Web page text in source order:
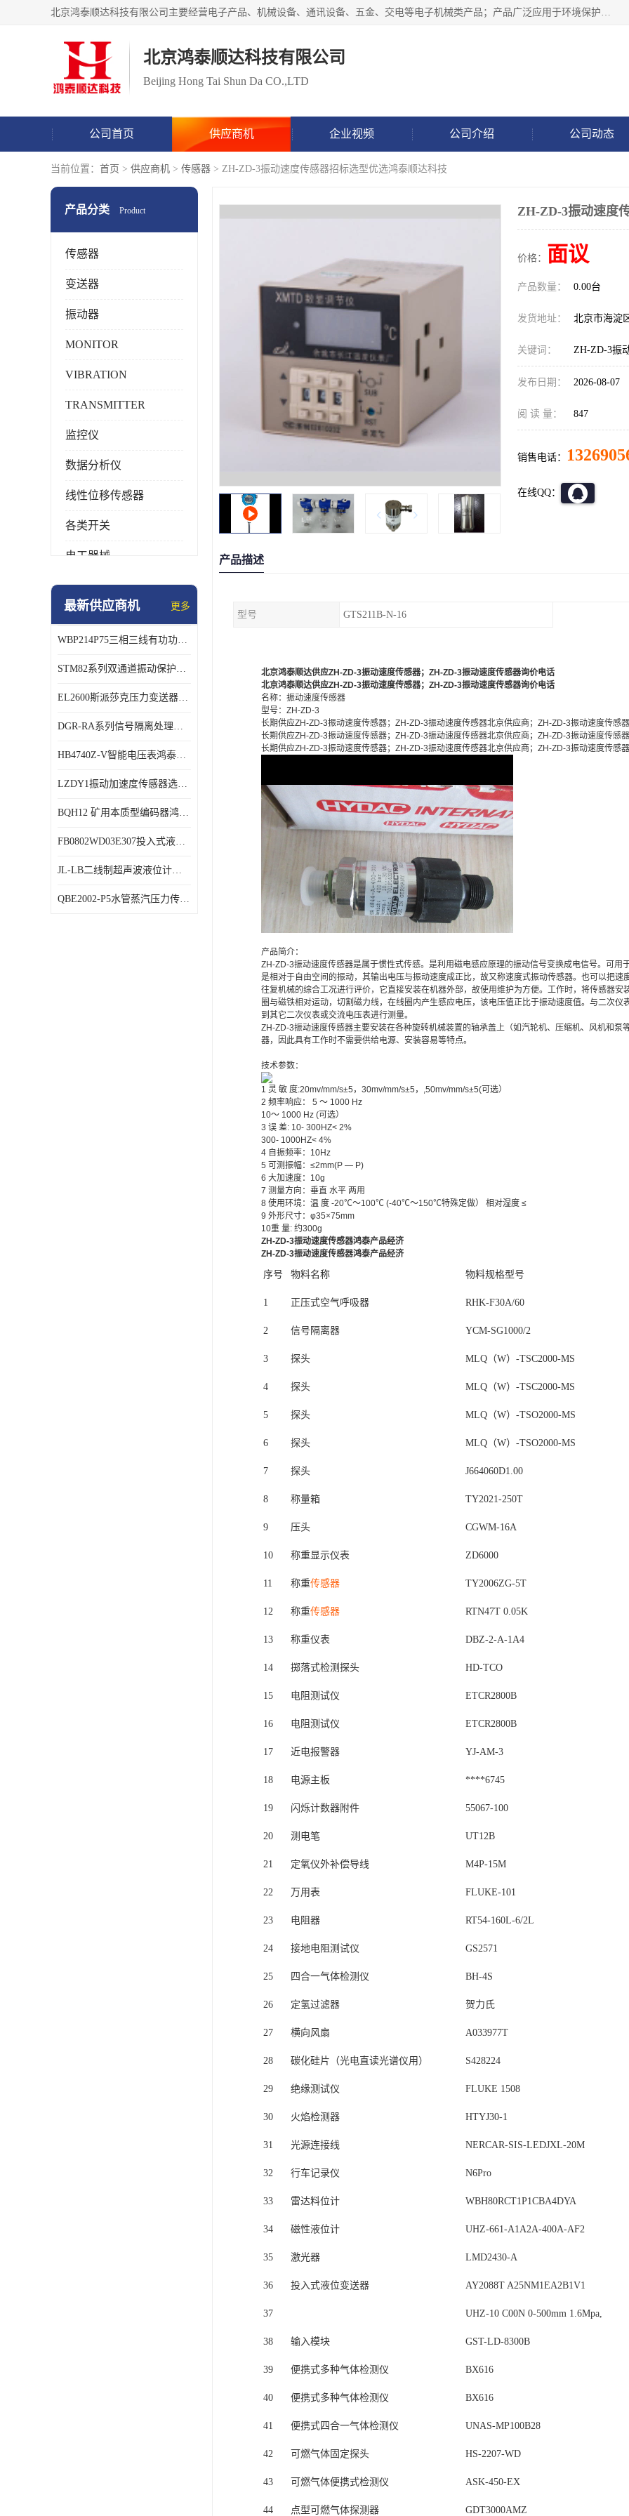
北京鸿泰顺达科技有限公司主要经营电子产品、机械设备、通讯设备、五金、交电等电子机械类产品；产品广泛应用于环境保护、石油化工、电力电子、冶金建筑、煤炭、农业、卫生防疫、教育科研等行业。并成功的与各地环境监测站、污水处理厂、卷烟厂、电厂、高校、科学院所、卫生防疫部门、煤矿、石化厂等用户建立了密切的合作关系。
北京鸿泰顺达科技有限公司
Beijing Hong Tai Shun Da CO.,LTD
公司首页 供应商机 企业视频 公司介绍 公司动态
当前位置： 首页 > 供应商机 > 传感器 > ZH-ZD-3振动速度传感器招标选型优选鸿泰顺达科技
产品分类 Product
传感器
变送器
振动器
MONITOR
VIBRATION
TRANSMITTER
监控仪
数据分析仪
线性位移传感器
各类开关
电工器械
模块化产品
特殊用处传感器
特殊用途变送器
最新供应商机 更多
WBP214P75三相三线有功功率传感器鸿泰顺达产品稳定性好
STM82系列双通道振动保护表鸿泰产品技术规格
EL2600斯派莎克压力变送器技术规格
DGR-RA系列信号隔离处理器鸿泰产品技术规格
HB4740Z-V智能电压表鸿泰产品外形美观大方
LZDY1振动加速度传感器选型资料
BQH12 矿用本质型编码器鸿泰产品实物展示
FB0802WD03E307投入式液位计鸿泰产品选型参数
JL-LB二线制超声波液位计鸿泰产品外形美观大方
QBE2002-P5水管蒸汽压力传感器西门子产品技术规格
ZH-ZD-3振动速度
价格： 面议
产品数量： 0.00台
发货地址： 北京市海淀
关键词： ZH-ZD-3振
发布日期： 2026-08-07
阅 读 量： 847
销售电话：
在线QQ：
产品描述
型号 GTS211B-N-16
北京鸿泰顺达供应ZH-ZD-3振动速度传感器；ZH-ZD-3振动速度传感器询价电话
北京鸿泰顺达供应ZH-ZD-3振动速度传感器；ZH-ZD-3振动速度传感器询价电话
名称：振动速度传感器
型号：ZH-ZD-3
长期供应ZH-ZD-3振动速度传感器；ZH-ZD-3振动速度传感器北京供应商；ZH-ZD-3振动速度传感
长期供应ZH-ZD-3振动速度传感器；ZH-ZD-3振动速度传感器北京供应商；ZH-ZD-3振动速度传感
长期供应ZH-ZD-3振动速度传感器；ZH-ZD-3振动速度传感器北京供应商；ZH-ZD-3振动速度传感
产品简介：
ZH-ZD-3振动速度传感器是属于惯性式传感。是利用磁电感应原理的振动信号变换成电信号。可
是相对于自由空间的振动，其输出电压与振动速度成正比，故又称速度式振动传感器。也可以把
往复机械的综合工况进行评价，它直接安装在机器外部，故使用维护为方便。工作时，将传感器
圈与磁铁相对运动，切割磁力线，在线圈内产生感应电压，该电压值正比于振动速度值。与二次
到其它二次仪表或交流电压表进行测量。
ZH-ZD-3振动速度传感器主要安装在各种旋转机械装置的轴承盖上（如汽轮机、压缩机、风机和
器，因此具有工作时不需要供给电源、安装容易等特点。
技术参数：
1 灵 敏 度:20mv/mm/s±5，30mv/mm/s±5，,50mv/mm/s±5(可选）
2 频率响应： 5 ～ 1000 Hz
10～ 1000 Hz (可选）
3 误 差: 10- 300HZ< 2%
300- 1000HZ< 4%
4 自振频率：10Hz
5 可测振幅：≤2mm(P — P)
6 大加速度：10g
7 测量方向：垂直 水平 两用
8 使用环境：温 度 -20℃～100℃ (-40℃～150℃特殊定做） 相对湿度 ≤
9 外形尺寸：φ35×75mm
10重 量: 约300g
ZH-ZD-3振动速度传感器鸿泰产品经济
ZH-ZD-3振动速度传感器鸿泰产品经济
序号 物料名称 物料规格型号
1 正压式空气呼吸器 RHK-F30A/60
2 信号隔离器 YCM-SG1000/2
3 探头 MLQ（W）-TSC2000-MS
4 探头 MLQ（W）-TSC2000-MS
5 探头 MLQ（W）-TSO2000-MS
6 探头 MLQ（W）-TSO2000-MS
7 探头 J664060D1.00
8 称量箱 TY2021-250T
9 压头 CGWM-16A
10 称重显示仪表 ZD6000
11 称重传感器 TY2006ZG-5T
12 称重传感器 RTN47T 0.05K
13 称重仪表 DBZ-2-A-1A4
14 掷落式检测探头 HD-TCO
15 电阻测试仪 ETCR2800B
16 电阻测试仪 ETCR2800B
17 近电报警器 YJ-AM-3
18 电源主板 ****6745
19 闪烁计数器附件 55067-100
20 测电笔 UT12B
21 定氧仪外补偿导线 M4P-15M
22 万用表 FLUKE-101
23 电阻器 RT54-160L-6/2L
24 接地电阻测试仪 GS2571
25 四合一气体检测仪 BH-4S
26 定氢过滤器 贺力氏
27 横向风扇 A033977T
28 碳化硅片（光电直读光谱仪用） S428224
29 绝缘测试仪 FLUKE 1508
30 火焰检测器 HTYJ30-1
31 光源连接线 NERCAR-SIS-LEDJXL-20M
32 行车记录仪 N6Pro
33 雷达料位计 WBH80RCT1P1CBA4DYA
34 磁性液位计 UHZ-661-A1A2A-400A-AF2
35 激光器 LMD2430-A
36 投入式液位变送器 AY2088T A25NM1EA2B1V1
37 UHZ-10 C00N 0-500mm 1.6Mpa,
38 输入模块 GST-LD-8300B
39 便携式多种气体检测仪 BX616
40 便携式多种气体检测仪 BX616
41 便携式四合一气体检测仪 UNAS-MP100B28
42 可燃气体固定探头 HS-2207-WD
43 可燃气体便携式检测仪 ASK-450-EX
44 点型可燃气体探测器 GDT3000AMZ